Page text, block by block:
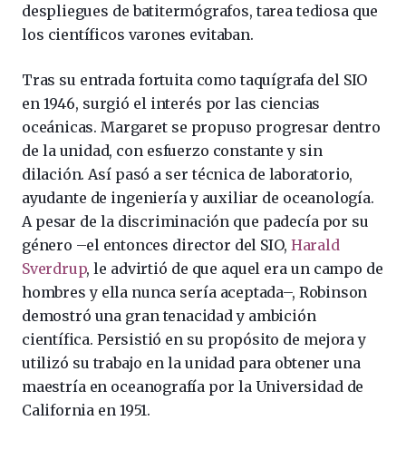
despliegues de batitermógrafos, tarea tediosa que
los científicos varones evitaban.
Tras su entrada fortuita como taquígrafa del SIO
en 1946, surgió el interés por las ciencias
oceánicas. Margaret se propuso progresar dentro
de la unidad, con esfuerzo constante y sin
dilación. Así pasó a ser técnica de laboratorio,
ayudante de ingeniería y auxiliar de oceanología.
A pesar de la discriminación que padecía por su
género –el entonces director del SIO, Harald
Sverdrup, le advirtió de que aquel era un campo de
hombres y ella nunca sería aceptada–, Robinson
demostró una gran tenacidad y ambición
científica. Persistió en su propósito de mejora y
utilizó su trabajo en la unidad para obtener una
maestría en oceanografía por la Universidad de
California en 1951.